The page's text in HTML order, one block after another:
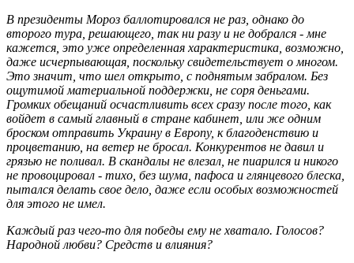
В президенты Мороз баллотировался не раз, однако до
второго тура, решающего, так ни разу и не добрался - мне
кажется, это уже определенная характеристика, возможно,
даже исчерпывающая, поскольку свидетельствует о многом.
Это значит, что шел открыто, с поднятым забралом. Без
ощутимой материальной поддержки, не соря деньгами.
Громких обещаний осчастливить всех сразу после того, как
войдет в самый главный в стране кабинет, или же одним
броском отправить Украину в Европу, к благоденствию и
процветанию, на ветер не бросал. Конкурентов не давил и
грязью не поливал. В скандалы не влезал, не пиарился и никого
не провоцировал - тихо, без шума, пафоса и глянцевого блеска,
пытался делать свое дело, даже если особых возможностей
для этого не имел.
Каждый раз чего-то для победы ему не хватало. Голосов?
Народной любви? Средств и влияния?